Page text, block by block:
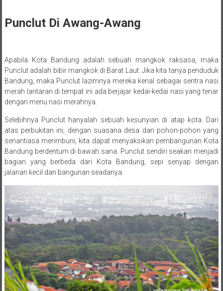
PunclutDi Awang-Awang
Posted By: wirawan
Apabila Kota Bandung adalah sebuah mangkok raksasa, maka
Punclut adalah bibir mangkok di Barat Laut. Jika kita tanya penduduk
Bandung, maka Punclut lazimnya mereka kenal sebagai sentra nasi
merah lantaran di tempat ini ada berjajar kedai-kedai nasi yang tenar
dengan menu nasi merahnya.
Selebihnya Punclut hanyalah sebuah kesunyian di atap kota. Dari
atas perbukitan ini, dengan suasana desa dan pohon-pohon yang
senantiasa merimbuni, kita dapat menyaksikan pembangunan Kota
Bandung berdentum di bawah sana. Punclut sendiri seakan menjadi
bagian yang berbeda dari Kota Bandung, sepi senyap dengan
jalanan kecil dan bangunan seadanya.